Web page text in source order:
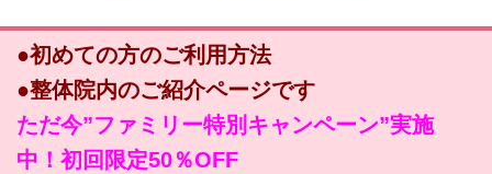
●初めての方のご利用方法
●整体院内のご紹介ページです
ただ今”ファミリー特別キャンペーン”実施
中！初回限定50％OFF